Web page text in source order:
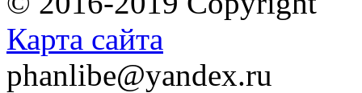
Карта сайта
phanlibe@yandex.ru